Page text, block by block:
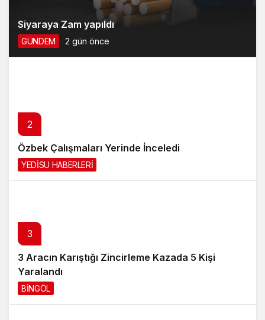
Siyaraya Zam yapıldı
GÜNDEM 2 gün önce
2
Özbek Çalışmaları Yerinde İnceledi
YEDİSU HABERLERİ
3
3 Aracın Karıştığı Zincirleme Kazada 5 Kişi
Yaralandı
BİNGÖL